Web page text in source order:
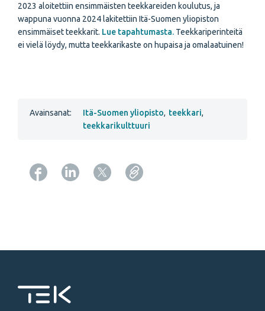
2023 aloitettiin ensimmäisten teekkareiden koulutus, ja
wappuna vuonna 2024 lakitettiin Itä-Suomen yliopiston
ensimmäiset teekkarit. Lue tapahtumasta. Teekkariperinteitä
ei vielä löydy, mutta teekkarikaste on hupaisa ja omalaatuinen!
Avainsanat: Itä-Suomen yliopisto, teekkari,
teekkarikulttuuri